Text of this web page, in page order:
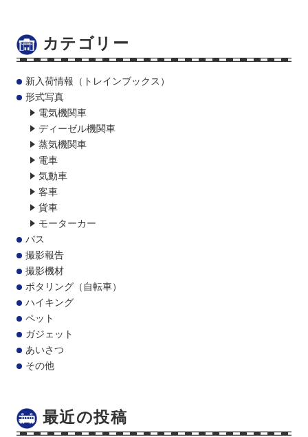
カテゴリー
新入荷情報（トレインブックス）
形式写真
電気機関車
ディーゼル機関車
蒸気機関車
電車
気動車
客車
貨車
モーターカー
バス
撮影報告
撮影機材
ポタリング（自転車）
ハイキング
ペット
ガジェット
あいさつ
その他
最近の投稿